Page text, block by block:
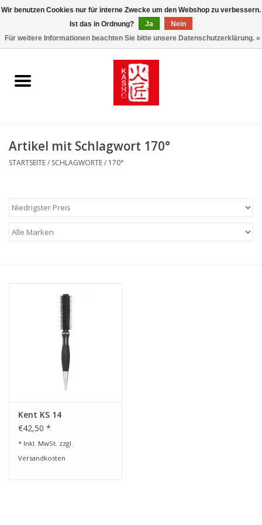
Kasho World Since 1908
Lemonwax_Moonbrush
KENT.SALON Brushes
zu den besten Preisen
Kasho Desinfektion-
Scherenpflege
Geschenkgutscheine
Artikel mit Schlagwort 170°
STARTSEITE/ SCHLAGWORTE/ 170°
Kent KS 14
€42,50 *
* Inkl. MwSt. zzgl.
Versandkosten
Wir benutzen Cookies nur für interne Zwecke um den Webshop zu verbessern.
Ist das in Ordnung?
Ja
Nein
Für weitere Informationen beachten Sie bitte unsere Datenschutzerklärung. »